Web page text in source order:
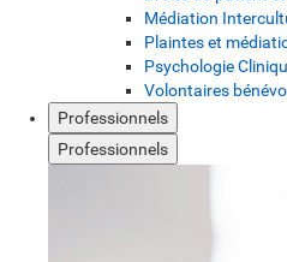
Médiation
Plaintes et
Psychologie
Volontaires
Professionnels
Professionnels